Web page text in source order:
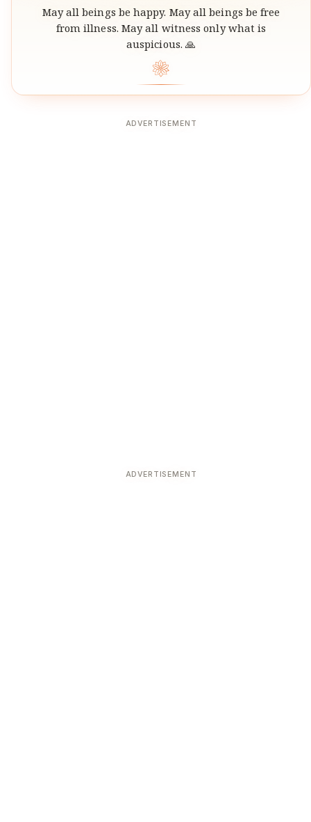
May all beings be happy. May all beings be free
from illness. May all witness only what is
auspicious. 🙏
❀
ADVERTISEMENT
ADVERTISEMENT